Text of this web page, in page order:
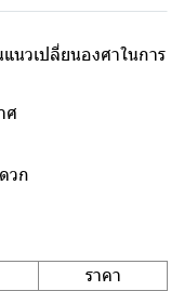
นวเปลี่ยนองศาในการ
ศ
วก
ราคา